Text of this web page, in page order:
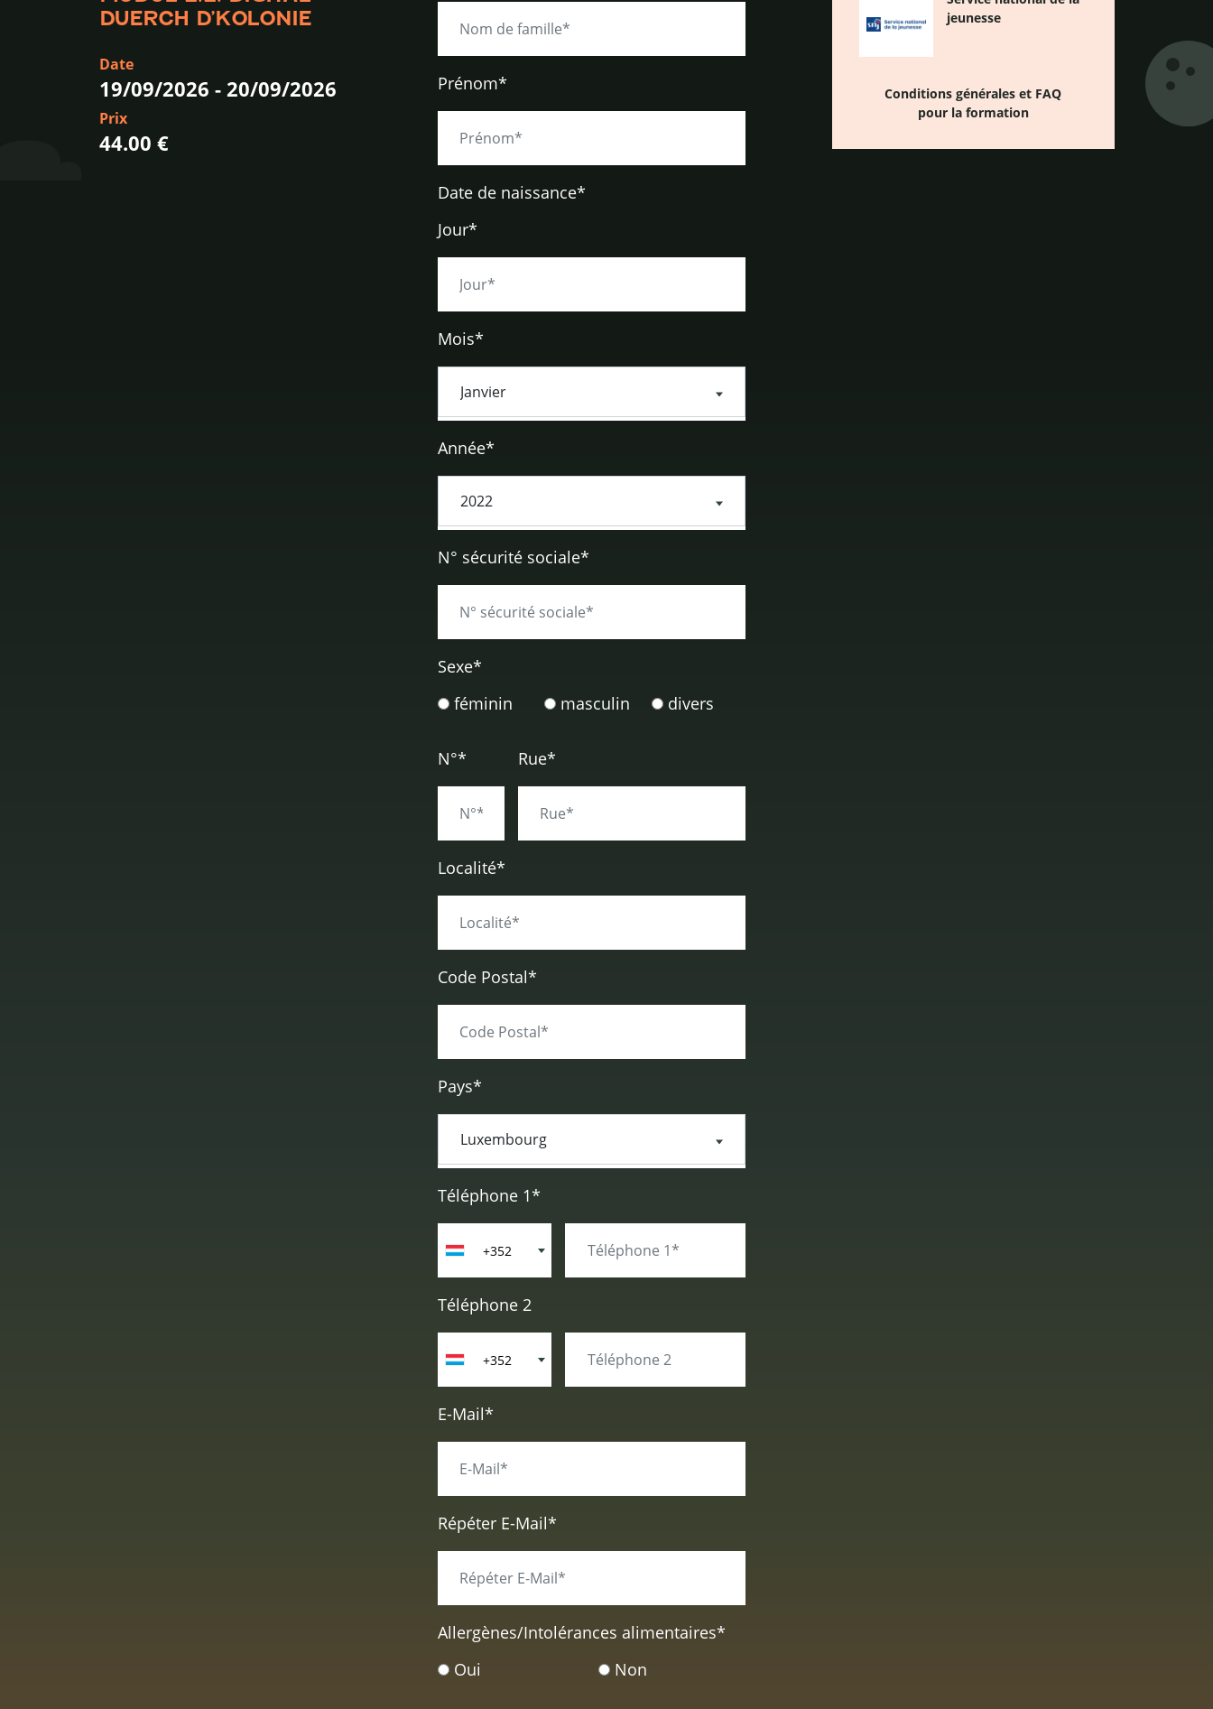
DUERCH D’KOLONIE
Date
19/09/2026 - 20/09/2026
Prix
44.00 €
Prénom*
Date de naissance*
Jour*
Mois*
Année*
N° sécurité sociale*
Sexe*
féminin
masculin divers
N°* Rue*
Localité*
Code Postal*
Pays*
Téléphone 1*
+352
Téléphone 2
+352
E-Mail*
Répéter E-Mail*
Allergènes/Intolérances alimentaires*
Oui
Non
jeunesse
Conditions générales et FAQ
pour la formation